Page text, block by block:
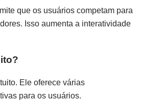
que os usuários competam para
Isso aumenta a interatividade
Ele oferece várias
para os usuários.